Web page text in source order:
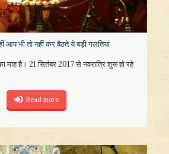
आप भी तो नहीं कर बैठते ये बड़ी गलतियां
माह है। 21 सितंबर 2017 से नवरात्रि शुरू हो रहे
Read more